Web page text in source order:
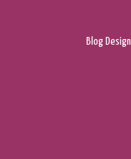
Blog Design